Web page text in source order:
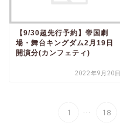
【9/30超先行予約】帝国劇
場・舞台キングダム2月19日
開演分(カンフェティ)
2022年9月20日
1 ... 18